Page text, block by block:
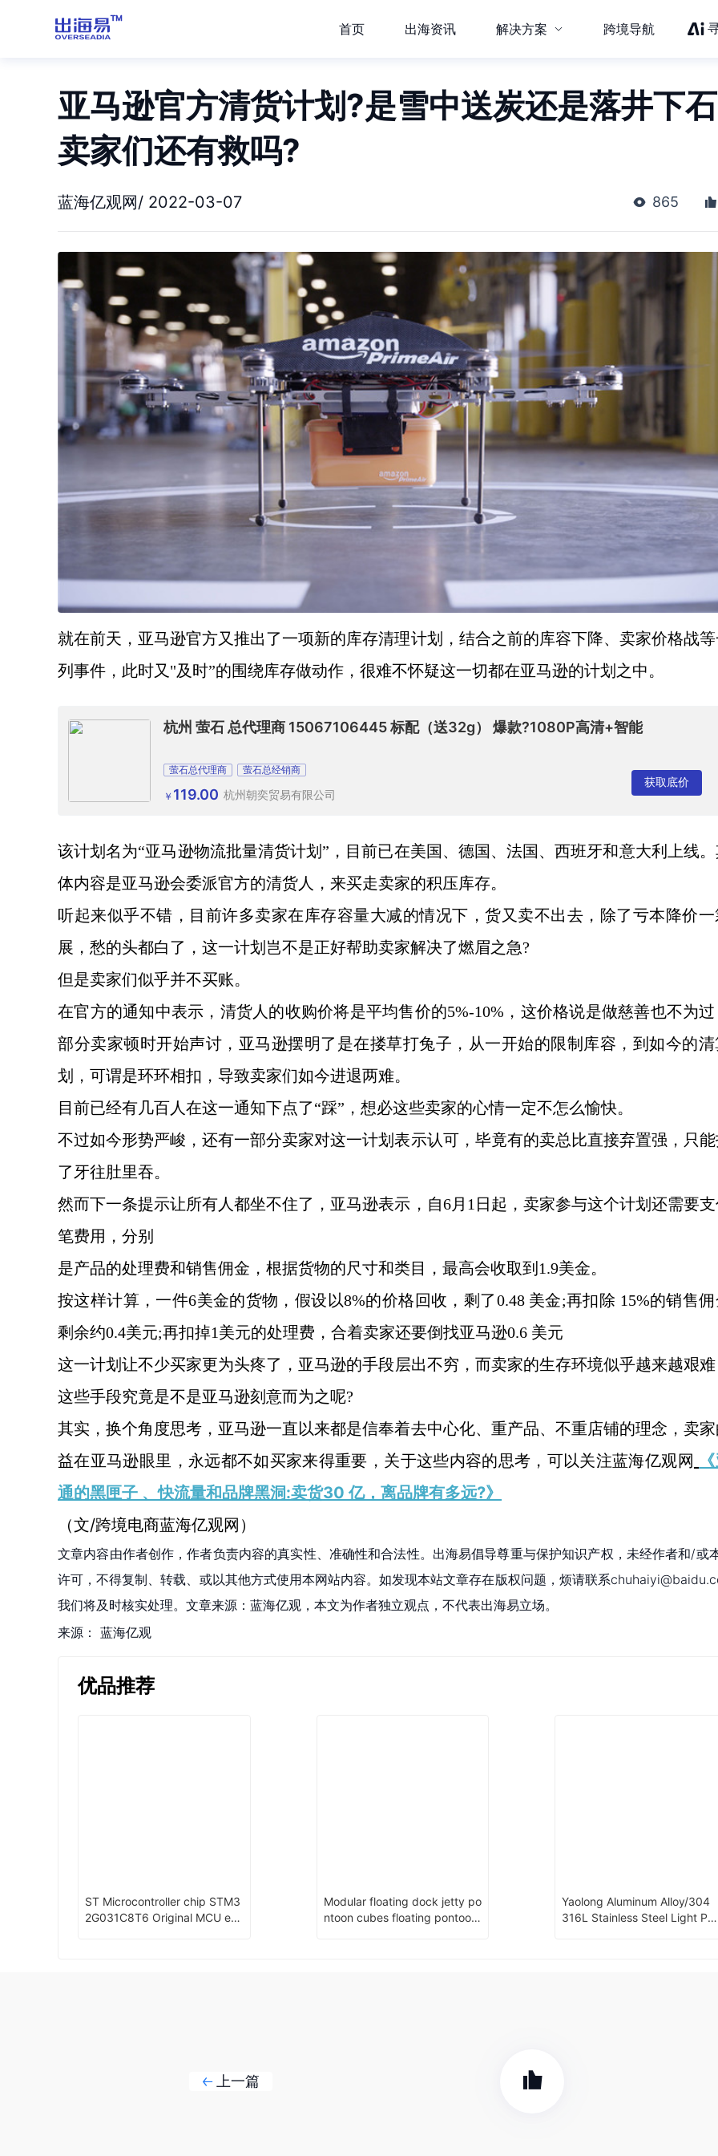
首页 出海资讯 解决方案 跨境导航
亚马逊官方清货计划?是雪中送炭还是落井下
卖家们还有救吗?
蓝海亿观网/ 2022-03-07 865
就在前天，亚马逊官方又推出了一项新的库存清理计划，结合之前的库容下降、卖家价格战
列事件，此时又 "及时”的围绕库存做动作，很难不怀疑这一切都在亚马逊的计划之中。
杭州 萤石 总代理商 15067106445 标配（送32g） 爆款?1080P高清+智能
萤石总代理商 萤石总经销商
￥ 119.00 杭州朝奕贸易有限公司
获取底价
该计划名为“亚马逊物流批量清货计划”，目前已在美国、德国、法国、西班牙和意大利上线
体内容是亚马逊会委派官方的清货人，来买走卖家的积压库存。
听起来似乎不错，目前许多卖家在库存容量大减的情况下，货又卖不出去，除了亏本降价
展，愁的头都白了 ， 这一计划岂不是正好帮助卖家解决了燃眉之急?
但是卖家们似乎并不买账。
在官方的通知中表示，清货人的收购价将是平均售价的5%-10%，这价格说是做慈善也不为
部分卖家顿时开始声讨，亚马逊摆明了是在搂草打兔子，从一开始的限制库容，到如今的
划，可谓是环环相扣，导致卖家们如今进退两难。
目前已经有几百人在这一通知下点了“踩”，想必这些卖家的心情一定不怎么愉快。
不过如今形势严峻，还有一部分卖家对这一计划表示认可，毕竟有的卖总比直接弃置强，只
了牙往肚里吞。
然而下一条提示让所有人都坐不住了，亚马逊表示，自6月1日起，卖家参与这个计划还需要
笔费用，分别
是产品的处理费和销售佣金，根据货物的尺寸和类目，最高会收取到 1.9美金。
按这样计算，一件6美金的货物，假设以8%的价格回收，剩了0.48 美金;再扣除 15%的销售
剩余约0.4美元;再扣掉1美元的处理费，合着卖家还要倒找亚马逊0.6 美元
这一计划让不少买家更为头疼了，亚马逊的手段层出不穷，而卖家的生存环境似乎越来越艰
这些手段究竟是不是亚马逊刻意而为之呢?
其实，换个角度思考，亚马逊一直以来都是信奉着去中心化、重产品、不重店铺的理念，卖
益在亚马逊眼里，永远都不如买家来得重要，关于这些内容的思考，可以关注蓝海亿观网
通的黑匣子 、快流量和品牌黑洞:卖货30 亿，离品牌有多远?》
（文/跨境电商蓝海亿观网）
文章内容由作者创作，作者负责内容的真实性、准确性和合法性。出海易倡导尊重与保护知识产权，未经作者和/或
许可，不得复制、转载、或以其他方式使用本网站内容。如发现本站文章存在版权问题，烦请联系
我们将及时核实处理。文章来源：蓝海亿观，本文为作者独立观点，不代表出海易立场。
来源： 蓝海亿观
优品推荐
ST Microcontroller chip STM3
2G031C8T6 Original MCU en
Modular floating dock jetty po
ntoon cubes floating pontoon
Yaolong Aluminum Alloy/304
316L Stainless Steel Light Pol
上一篇